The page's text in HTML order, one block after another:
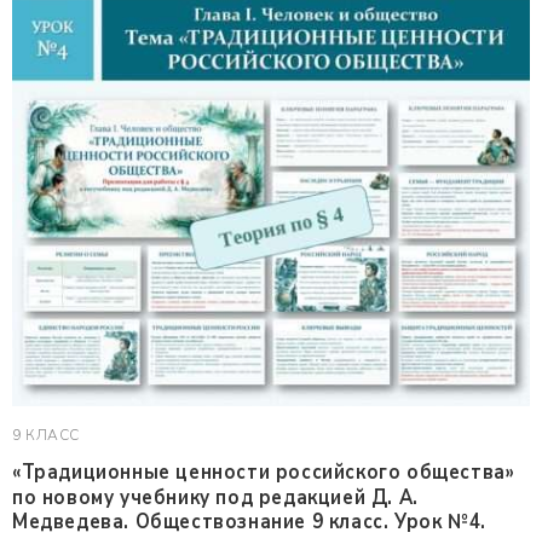
9 КЛАСС
«Традиционные ценности российского общества»
по новому учебнику под редакцией Д. А.
Медведева. Обществознание 9 класс. Урок №4.